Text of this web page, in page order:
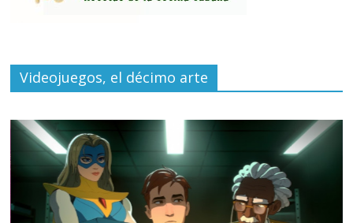
Videojuegos, el décimo arte